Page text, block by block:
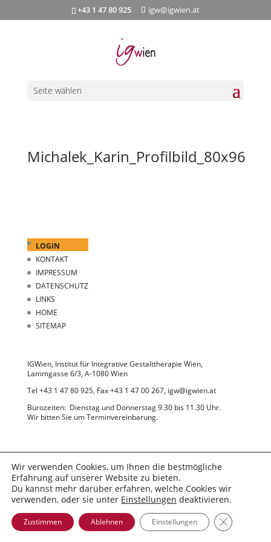
+43 1 47 80 925 igw@igwien.at
Seite wählen
Michalek_Karin_Profilbild_80x96
LOGIN
KONTAKT
IMPRESSUM
DATENSCHUTZ
LINKS
HOME
SITEMAP
IGWien, Institut für Integrative Gestalttherapie Wien,
Lammgasse 6/3, A-1080 Wien
Tel +43 1 47 80 925, Fax +43 1 47 00 267, igw@igwien.at
Bürozeiten: Dienstag und Donnerstag 9.30 bis 11.30 Uhr.
Wir bitten Sie um Terminvereinbarung.
© 2022 IGWien
Wir verwenden Cookies, um Ihnen die bestmögliche
Erfahrung auf unserer Website zu bieten.
Du kannst mehr darüber erfahren, welche Cookies wir
verwenden, oder sie unter Einstellungen deaktivieren.
Zustimmen Ablehnen Einstellungen GDPR